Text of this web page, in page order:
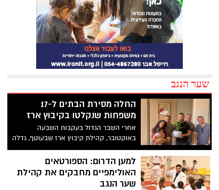
שער הנגב
החלה מסירת הבתים ל-17
משפחות שנקלטו בקיבוץ ארז
אחרי השבר הגדול בעקבות השבעה
באוקטובר, קהילת קיבוץ ארז שבעוטף, גדלה
וצומחת. ספיר שוקרון, דיירת בשכונה
החדשה: "הרגשתי שאנחנו חייבים לחזור
לקיבוץ עבור הגיבורים שלנו שנהרגו".
למען הדרום: הספורטאים
האולימפיים מחבקים את קהילת
שער הנגב